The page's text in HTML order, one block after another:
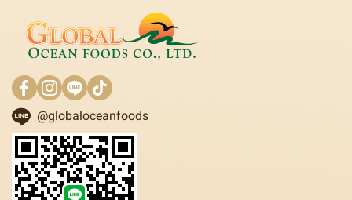
@globaloceanfoods